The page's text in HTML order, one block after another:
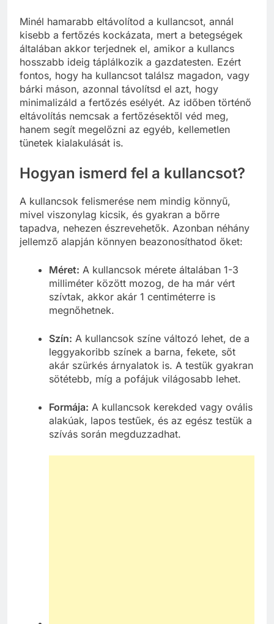
Minél hamarabb eltávolítod a kullancsot, annál
kisebb a fertőzés kockázata, mert a betegségek
általában akkor terjednek el, amikor a kullancs
hosszabb ideig táplálkozik a gazdatesten. Ezért
fontos, hogy ha kullancsot találsz magadon, vagy
bárki máson, azonnal távolítsd el azt, hogy
minimalizáld a fertőzés esélyét. Az időben történő
eltávolítás nemcsak a fertőzésektől véd meg,
hanem segít megelőzni az egyéb, kellemetlen
tünetek kialakulását is.
Hogyan ismerd fel a kullancsot?
A kullancsok felismerése nem mindig könnyű,
mivel viszonylag kicsik, és gyakran a bőrre
tapadva, nehezen észrevehetők. Azonban néhány
jellemző alapján könnyen beazonosíthatod őket:
Méret: A kullancsok mérete általában 1-3
milliméter között mozog, de ha már vért
szívtak, akkor akár 1 centiméterre is
megnőhetnek.
Szín: A kullancsok színe változó lehet, de a
leggyakoribb színek a barna, fekete, sőt
akár szürkés árnyalatok is. A testük gyakran
sötétebb, míg a pofájuk világosabb lehet.
Formája: A kullancsok kerekded vagy ovális
alakúak, lapos testűek, és az egész testük a
szívás során megduzzadhat.